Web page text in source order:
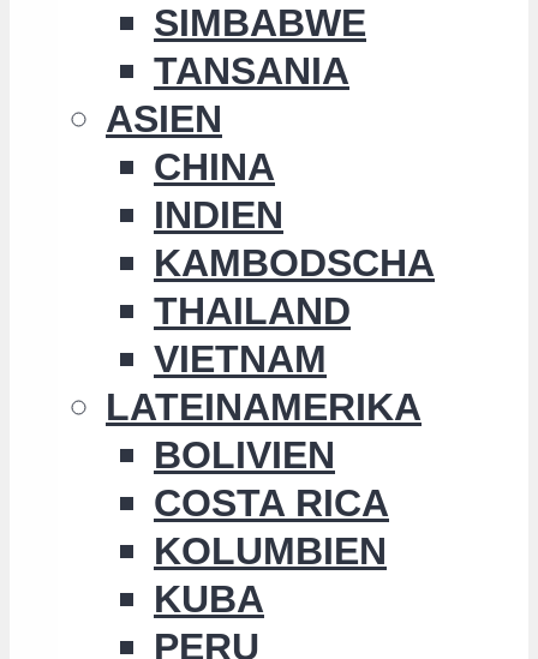
SIMBABWE
TANSANIA
ASIEN
CHINA
INDIEN
KAMBODSCHA
THAILAND
VIETNAM
LATEINAMERIKA
BOLIVIEN
COSTA RICA
KOLUMBIEN
KUBA
PERU